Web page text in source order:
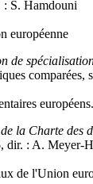
: S. Hamdouni
européenne
de
la Charte des
dir. : A. Meyer-
de l'Union